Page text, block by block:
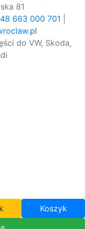
81
663 000 701
do VW, Skoda,
Koszyk